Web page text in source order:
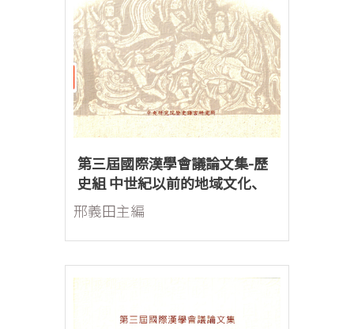
第三屆國際漢學會議論文集-歷
史組 中世紀以前的地域文化、
宗教與藝術
邢義田主編